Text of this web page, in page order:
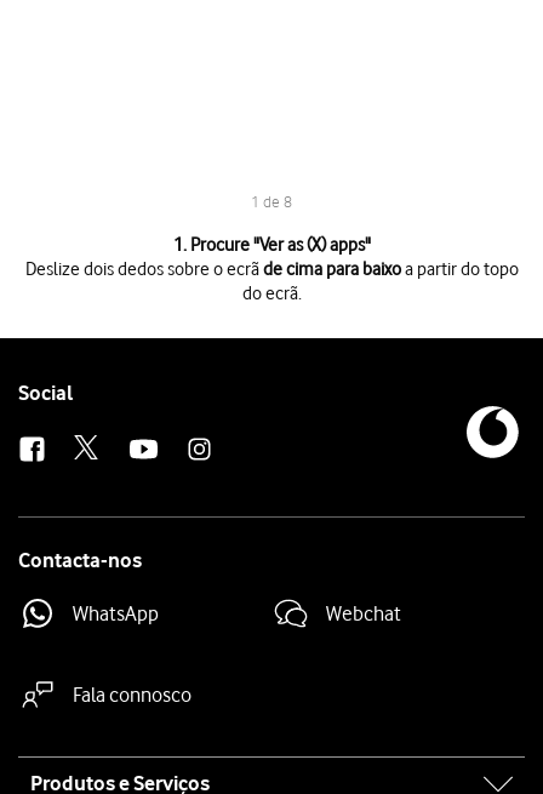
1 de 8
1. Procure "Ver as (X) apps"
Deslize dois dedos sobre o ecrãde cima para baixoa partir do topo
do ecrã.
Primao ícone de definições.
PrimaVer as (X) apps
Prima
Armazenamento e cache
Prima
Limpar cache
Follow
Social
Contacta-nos
WhatsApp Webchat
Fala connosco
Produtos e Serviços